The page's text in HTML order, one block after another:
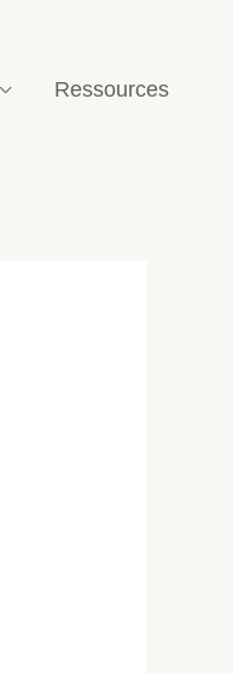
Ressources